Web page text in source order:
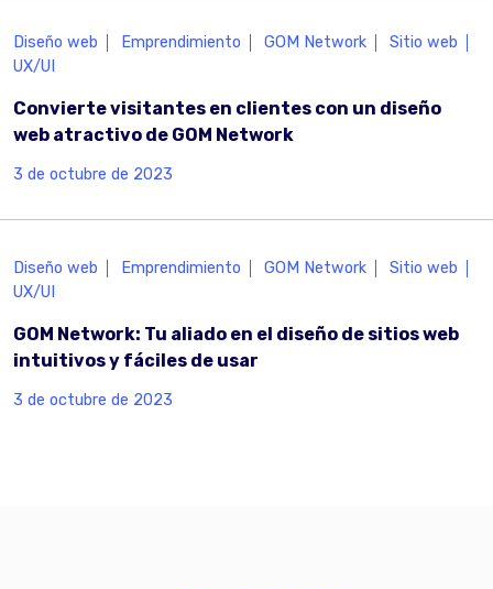
Diseño web Emprendimiento GOM Network
Sitio web
UX/UI
Convierte visitantes en clientes con un diseño
web atractivo de GOM Network
3 de octubre de 2023
Diseño web Emprendimiento GOM Network
Sitio web
UX/UI
GOM Network: Tu aliado en el diseño de sitios web
intuitivos y fáciles de usar
3 de octubre de 2023